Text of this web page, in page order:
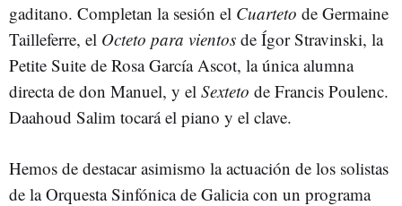
gaditano. Completan la sesión el Cuarteto de Germaine
Tailleferre, el Octeto para vientos de Ígor Stravinski, la
Petite Suite de Rosa García Ascot, la única alumna
directa de don Manuel, y el Sexteto de Francis Poulenc.
Daahoud Salim tocará el piano y el clave.
Hemos de destacar asimismo la actuación de los solistas
de la Orquesta Sinfónica de Galicia con un programa